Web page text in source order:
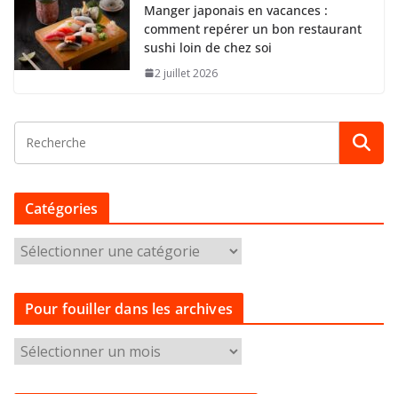
Manger japonais en vacances :
comment repérer un bon restaurant
sushi loin de chez soi
2 juillet 2026
Catégories
a
t
g
Pour fouiller dans les archives
o